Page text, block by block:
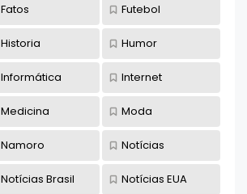
Fatos Futebol
Historia Humor
Informática Internet
Medicina Moda
Namoro Notícias
Notícias Brasil Notícias EUA